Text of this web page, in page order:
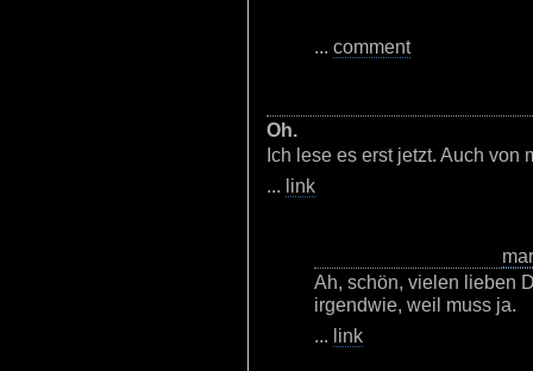
... comment
Oh.
Ich lese es erst jetzt. Auch von
... link
Ah, schön, vielen lieben
irgendwie, weil muss ja.
... link